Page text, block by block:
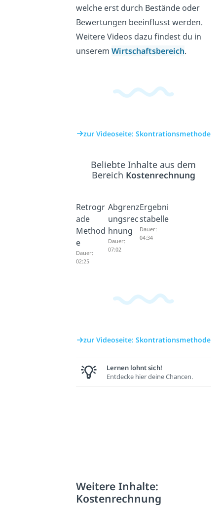
welche erst durch Bestände oder
Bewertungen beeinflusst werden.
Weitere Videos dazu findest du in
unserem Wirtschaftsbereich.
zur Videoseite: Skontrationsmethode
Beliebte Inhalte aus dem
Bereich Kostenrechnung
Retrogr
ade
Method
e
Dauer:
02:25
Abgrenz
ungsrec
hnung
Dauer:
07:02
Ergebni
stabelle
Dauer:
04:34
zur Videoseite: Skontrationsmethode
Lernen lohnt sich!
Entdecke hier deine Chancen.
Weitere Inhalte:
Kostenrechnung